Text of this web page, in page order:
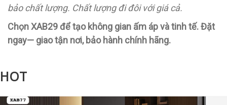
bảo chất lượng. Chất lượng đi đôi với giá cả.
Chọn XAB29 để tạo không gian ấm áp và tinh tế. Đặt
ngay— giao tận nơi, bảo hành chính hãng.
HOT